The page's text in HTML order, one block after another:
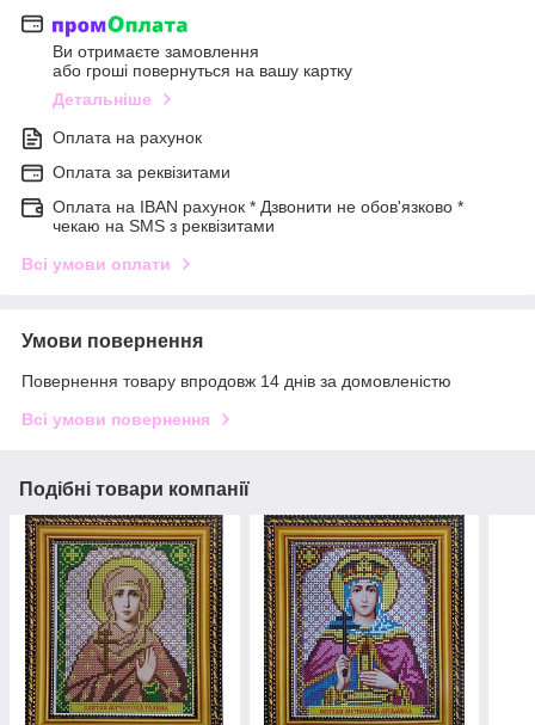
Ви отримаєте замовлення
або гроші повернуться на вашу картку
Детальніше
Оплата на рахунок
Оплата за реквізитами
Оплата на IBAN рахунок * Дзвонити не обов'язково *
чекаю на SMS з реквізитами
Всі умови оплати
Умови повернення
Повернення товару впродовж 14 днів за домовленістю
Всі умови повернення
Подібні товари компанії